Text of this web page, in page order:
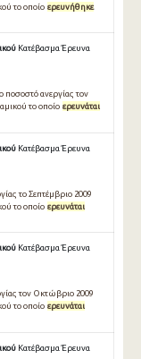
το οποίο ερευνήθηκε
Κατέβασμα Έρευνα
ανεργίας τον
το οποίο ερευνάται
Κατέβασμα Έρευνα
το Σεπτέμβριο 2009
το οποίο ερευνάται
Κατέβασμα Έρευνα
τον Οκτώβριο 2009
το οποίο ερευνάται
Κατέβασμα Έρευνα